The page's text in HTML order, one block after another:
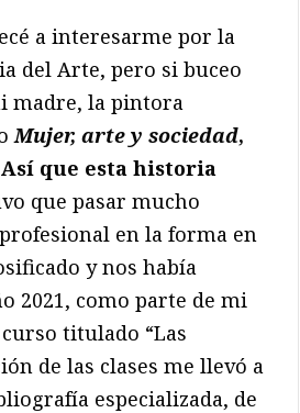
a interesarme por la
del Arte, pero si buceo
madre, la pintora
Mujer, arte y sociedad,
Así que esta historia
que pasar mucho
en la forma en
y nos había
2021, como parte de mi
titulado “Las
de las clases me llevó a
especializada, de